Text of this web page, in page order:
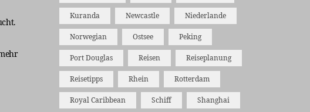
Kuranda Newcastle Niederlande
Norwegian Ostsee Peking
Port Douglas Reisen Reiseplanung
Reisetipps Rhein Rotterdam
Royal Caribbean Schiff Shanghai